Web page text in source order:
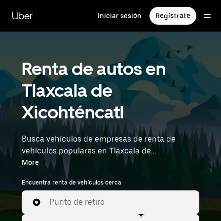
contenido
principal
Uber Iniciar sesión Regístrate
Renta de autos en
Tlaxcala de
Xicohténcatl
Busca vehículos de empresas de renta de
vehículos populares en Tlaxcala de
Xicohténcatl con Uber Rent. Desde vehículos
eléctricos y sedanes hasta SUV, encontrarás
vehículos aptos para personas que viajan solas
y para grupos de hasta 7 personas. Ingresa la
hora y la ubicación (por ejemplo, Hermanos
More
Encuentra renta de vehículos cerca
Punto de retiro